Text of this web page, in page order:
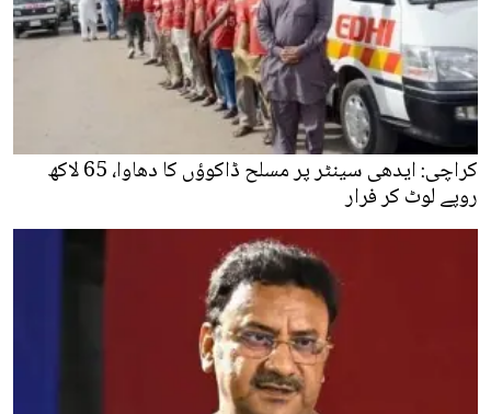
کراچی: ایدھی سینٹر پر مسلح ڈاکوؤں کا دھاوا، 65 لاکھ
روپے لوٹ کر فرار